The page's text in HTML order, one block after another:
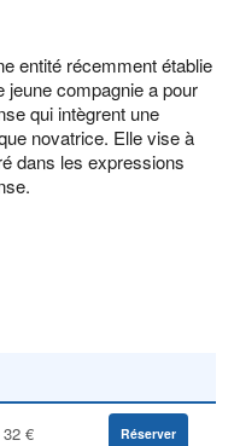
entité récemment établie
compagnie a pour
qui intègrent une
novatrice. Elle vise à
dans les expressions
€ Réserver